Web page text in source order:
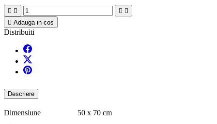
   
 Adauga in cos
Distribuiti
Descriere
Dimensiune 50 x 70 cm